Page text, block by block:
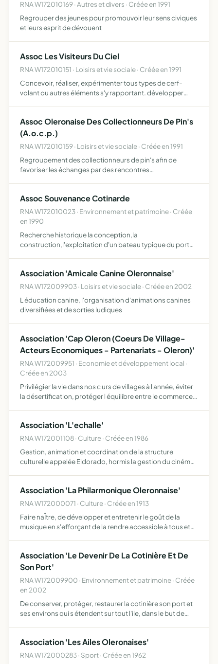
RNA W172010169 · Autres et divers · Créée en 1991
Regrouper des jeunes pour promouvoir leur sens civiques
et leurs esprit de dévouent
Assoc Les Visiteurs Du Ciel
RNA W172010151 · Loisirs et vie sociale · Créée en 1991
Concevoir, réaliser, expérimenter tous types de cerf-
volant ou autres éléments s'y rapportant. développer
Assoc Oleronaise Des Collectionneurs De Pin's
(A.o.c.p.)
RNA W172010159 · Loisirs et vie sociale · Créée en 1991
Regroupement des collectionneurs de pin's afin de
favoriser les échanges par des rencontres
Assoc Souvenance Cotinarde
RNA W172010023 · Environnement et patrimoine · Créée
en 1990
Recherche historique la conception,la
construction,l'exploitation d'un bateau typique du port
Association 'Amicale Canine Oleronnaise'
RNA W172009903 · Loisirs et vie sociale · Créée en 2002
L éducation canine, l'organisation d'animations canines
diversifiées et de sorties ludiques
Association 'Cap Oleron (Coeurs De Village-
Acteurs Economiques - Partenariats - Oleron)'
RNA W172009951 · Economie et développement local ·
Créée en 2003
Privilégier la vie dans nos c urs de villages à l année, éviter
la désertification, protéger l équilibre entre le commerce
Association 'L'echalle'
RNA W172001108 · Culture · Créée en 1986
Gestion, animation et coordination de la structure
culturelle appelée Eldorado, hormis la gestion du cinéma
Association 'La Philarmonique Oleronnaise'
RNA W172000071 · Culture · Créée en 1913
Faire naÎtre, de développer et entretenir le goût de la
musique en s'efforçant de la rendre accessible à tous et
Association 'Le Devenir De La Cotinière Et De
Son Port'
RNA W172009900 · Environnement et patrimoine · Créée
en 2002
De conserver, protéger, restaurer la cotinière son port et
ses environs qui s étendent sur tout l'ile, dans le but de
Association 'Les Ailes Oleronaises'
RNA W172000283 · Sport · Créée en 1962